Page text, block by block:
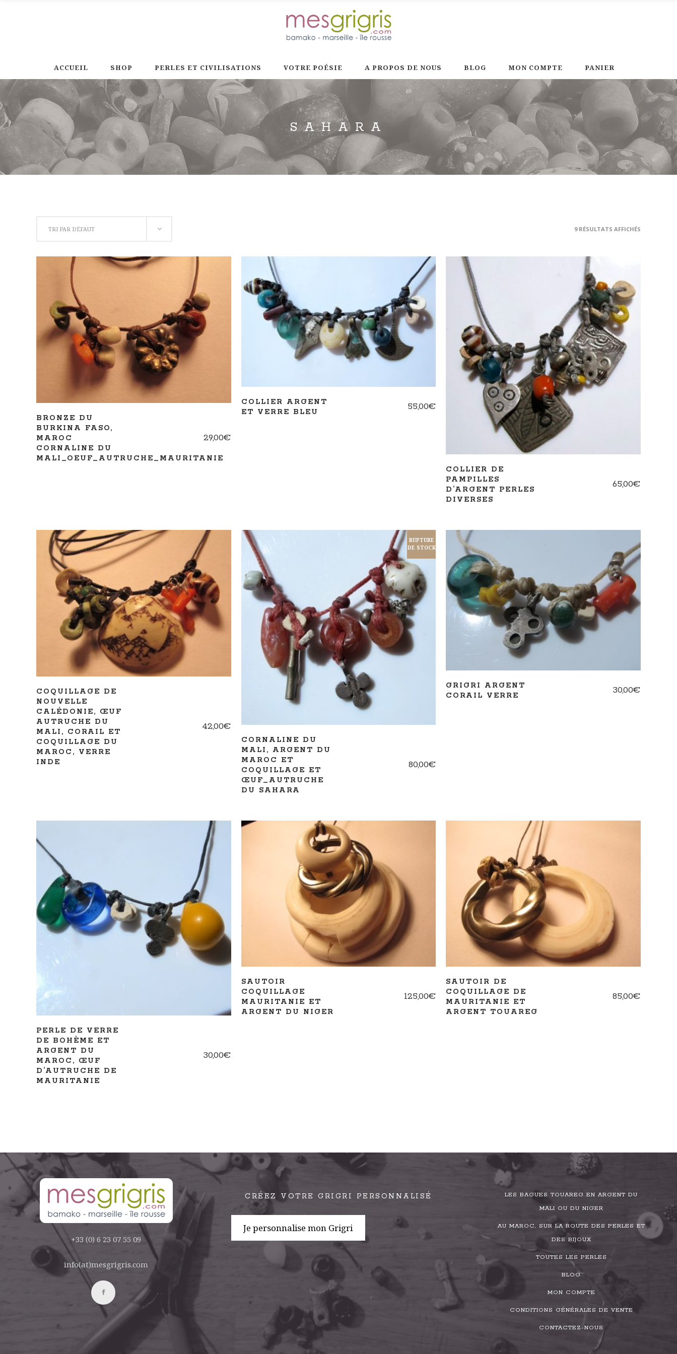
ACCUEIL SHOP PERLES ET CIVILISATIONS VOTRE POÉSIE A PROPOS DE NOUS BLOG MON COMPTE PANIER
SAHARA
TRI PAR DÉFAUT 9 RÉSULTATS AFFICHÉS
AJOUTER AU PANIER
BRONZE DU
BURKINA FASO,
MAROC
CORNALINE DU
MALI_OEUF_AUTRUCHE_MAURITANIE
29,00€
AJOUTER AU PANIER
COLLIER ARGENT
ET VERRE BLEU
55,00€
AJOUTER AU PANIER
COLLIER DE
PAMPILLES
D’ARGENT PERLES
DIVERSES
65,00€
AJOUTER AU PANIER
COQUILLAGE DE
NOUVELLE
CALÉDONIE, ŒUF
AUTRUCHE DU
MALI, CORAIL ET
COQUILLAGE DU
MAROC, VERRE
INDE
42,00€
RUPTURE
DE STOCK
LIRE LA SUITE
CORNALINE DU
MALI, ARGENT DU
MAROC ET
COQUILLAGE ET
ŒUF_AUTRUCHE
DU SAHARA
80,00€
AJOUTER AU PANIER
GRIGRI ARGENT
CORAIL VERRE
30,00€
AJOUTER AU PANIER
PERLE DE VERRE
DE BOHÈME ET
ARGENT DU
MAROC, ŒUF
D’AUTRUCHE DE
MAURITANIE
30,00€
AJOUTER AU PANIER
SAUTOIR
COQUILLAGE
MAURITANIE ET
ARGENT DU NIGER
125,00€
AJOUTER AU PANIER
SAUTOIR DE
COQUILLAGE DE
MAURITANIE ET
ARGENT TOUAREG
85,00€
+33 (0) 6 23 07 55 09
info(at)mesgrigris.com
CRÉEZ VOTRE GRIGRI PERSONNALISÉ
Je personnalise mon Grigri
LES BAGUES TOUAREG EN ARGENT DU
MALI OU DU NIGER
AU MAROC, SUR LA ROUTE DES PERLES ET
DES BIJOUX
TOUTES LES PERLES
BLOG
MON COMPTE
CONDITIONS GÉNÉRALES DE VENTE
CONTACTEZ-NOUS